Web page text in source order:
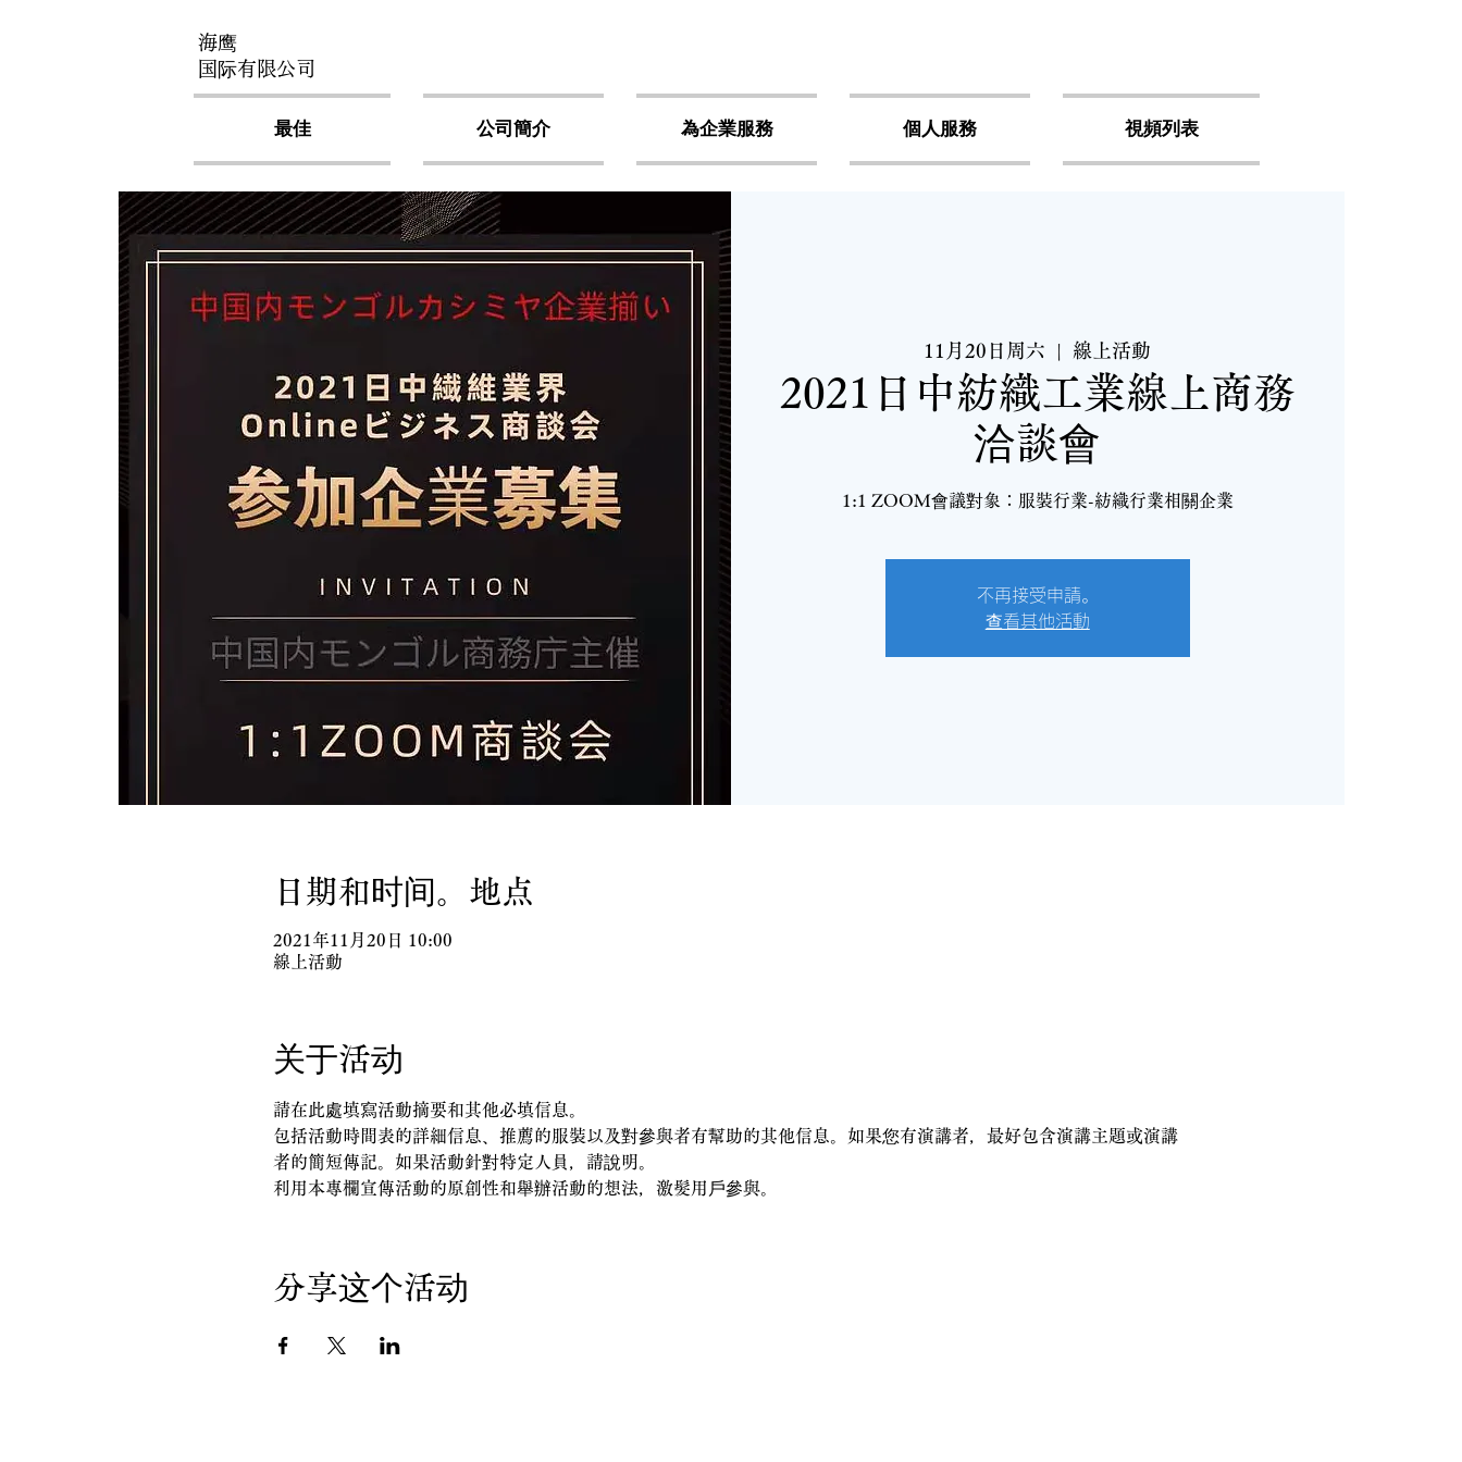
11月20日周六
  |
線上活動
2021日中紡織工業線上商務
洽談會
1:1 ZOOM會議對象：服裝行業-紡織行業相關企業
不再接受申請。
查看其他活動
日期和时间。地点
2021年11月20日 10:00
線上活動
关于活动
請在此處填寫活動摘要和其他必填信息。
包括活動時間表的詳細信息、推薦的服裝以及對參與者有幫助的其他信息。如果您有演講者，最好包含演講主題或演講
者的簡短傳記。如果活動針對特定人員，請說明。
利用本專欄宣傳活動的原創性和舉辦活動的想法，激髮用戶參與。
分享这个活动
最佳 公司簡介 為企業服務 個人服務 視頻列表
海鹰
国际有限公司